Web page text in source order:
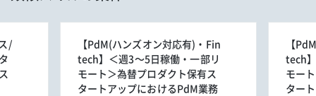
/
【PdM(ハンズオン対応有)・Fin
tech】＜週3～5日稼働・一部リ
モート＞為替プロダクト保有ス
タートアップにおけるPdM業務
【
tech
モー
ター